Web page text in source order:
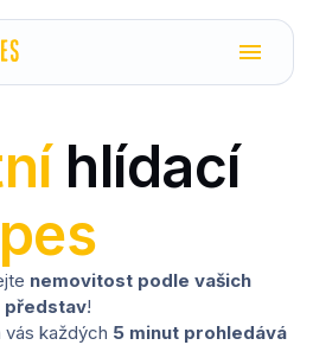
hlídací
pes
nemovitost podle vašich
představ!
vás každých 5 minut prohledává